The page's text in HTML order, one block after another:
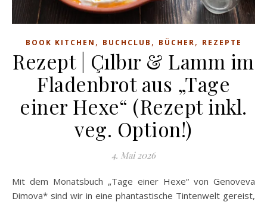
BOOK KITCHEN , BUCHCLUB , BÜCHER, REZEPTE
Rezept | Çılbır & Lamm im
Fladenbrot aus „Tage
einer Hexe“ (Rezept inkl.
veg. Option!)
4. Mai 2026
Mit dem Monatsbuch „Tage einer Hexe“ von Genoveva
Dimova* sind wir in eine phantastische Tintenwelt gereist,